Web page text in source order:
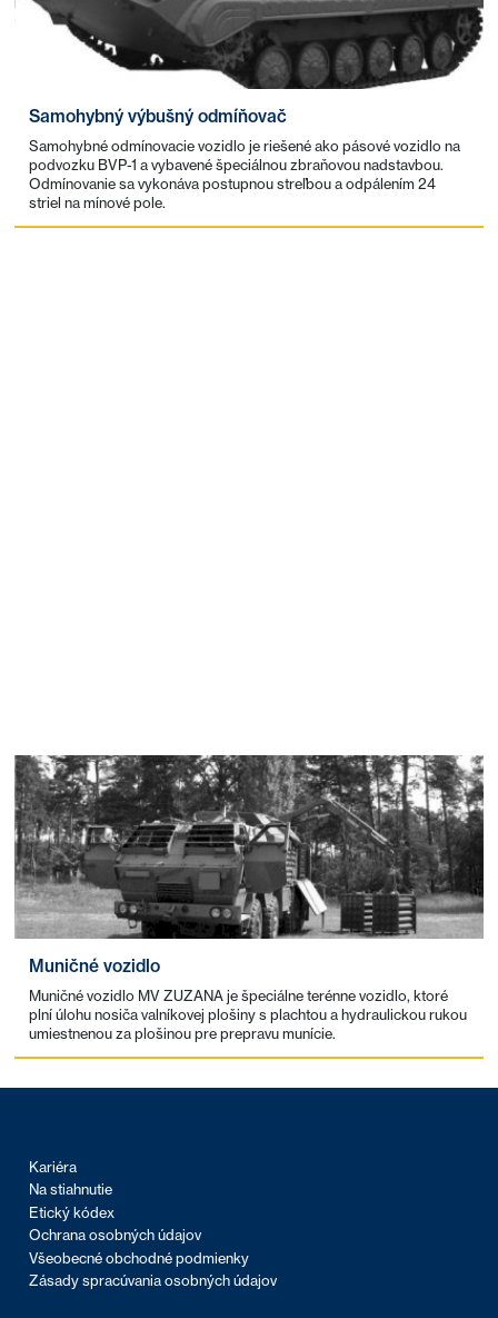
Samohybný výbušný odmíňovač
Samohybné odmínovacie vozidlo je riešené ako pásové vozidlo na
podvozku BVP-1 a vybavené špeciálnou zbraňovou nadstavbou.
Odmínovanie sa vykonáva postupnou streľbou a odpálením 24
striel na mínové pole.
Muničné vozidlo
Muničné vozidlo MV ZUZANA je špeciálne terénne vozidlo, ktoré
plní úlohu nosiča valníkovej plošiny s plachtou a hydraulickou rukou
umiestnenou za plošinou pre prepravu munície.
Kariéra
Na stiahnutie
Etický kódex
Ochrana osobných údajov
Všeobecné obchodné podmienky
Zásady spracúvania osobných údajov